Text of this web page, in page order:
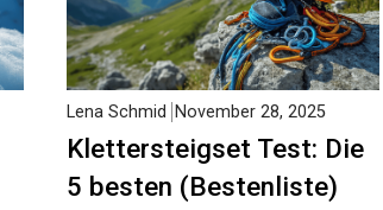
Klettersteigset Test: Die
5 besten (Bestenliste)
Lena Schmid November 28, 2025